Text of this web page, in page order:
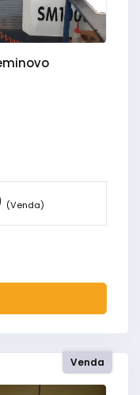
(Venda)
Venda